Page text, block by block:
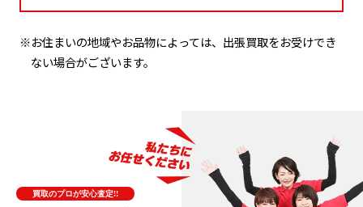
※お住まいの地域やお品物によっては、出張買取をお受けでき
ない場合がございます。
買取のプロが安心査定!!